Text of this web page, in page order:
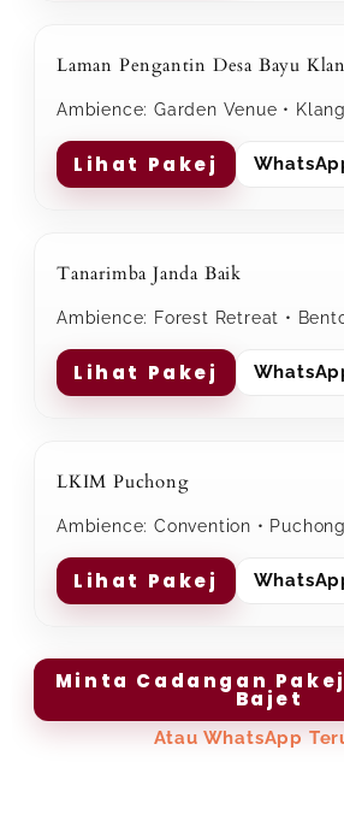
Laman Pengantin Desa Bayu
Ambience: Garden Venue • Klang
Lihat Pakej
Tanarimba Janda Baik
Ambience: Forest Retreat •
Lihat Pakej
LKIM Puchong
Ambience: Convention • Puchong
Lihat Pakej
Minta Cadangan
Bajet
Atau WhatsApp